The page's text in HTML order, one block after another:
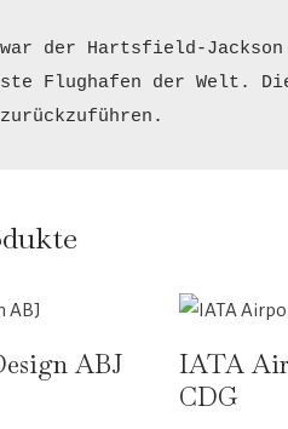
war der Hartsfield-
Flughafen der Welt.
ABJ
IATA
CDG